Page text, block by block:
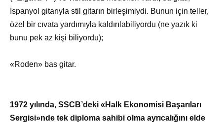
İspanyol gitarıyla stil gitarın birleşimiydi. Bunun için teller,
özel bir cıvata yardımıyla kaldırılabiliyordu (ne yazık ki
bunu pek az kişi biliyordu);
«Roden» bas gitar.
1972 yılında, SSCB’deki «Halk Ekonomisi Başarıları
Sergisi»nde tek diploma sahibi olma ayrıcalığını elde